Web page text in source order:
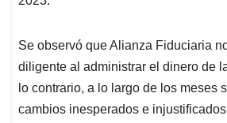
Se observó que Alianza Fiduciaria
diligente al administrar el dinero de
lo contrario, a lo largo de los meses
cambios inesperados e